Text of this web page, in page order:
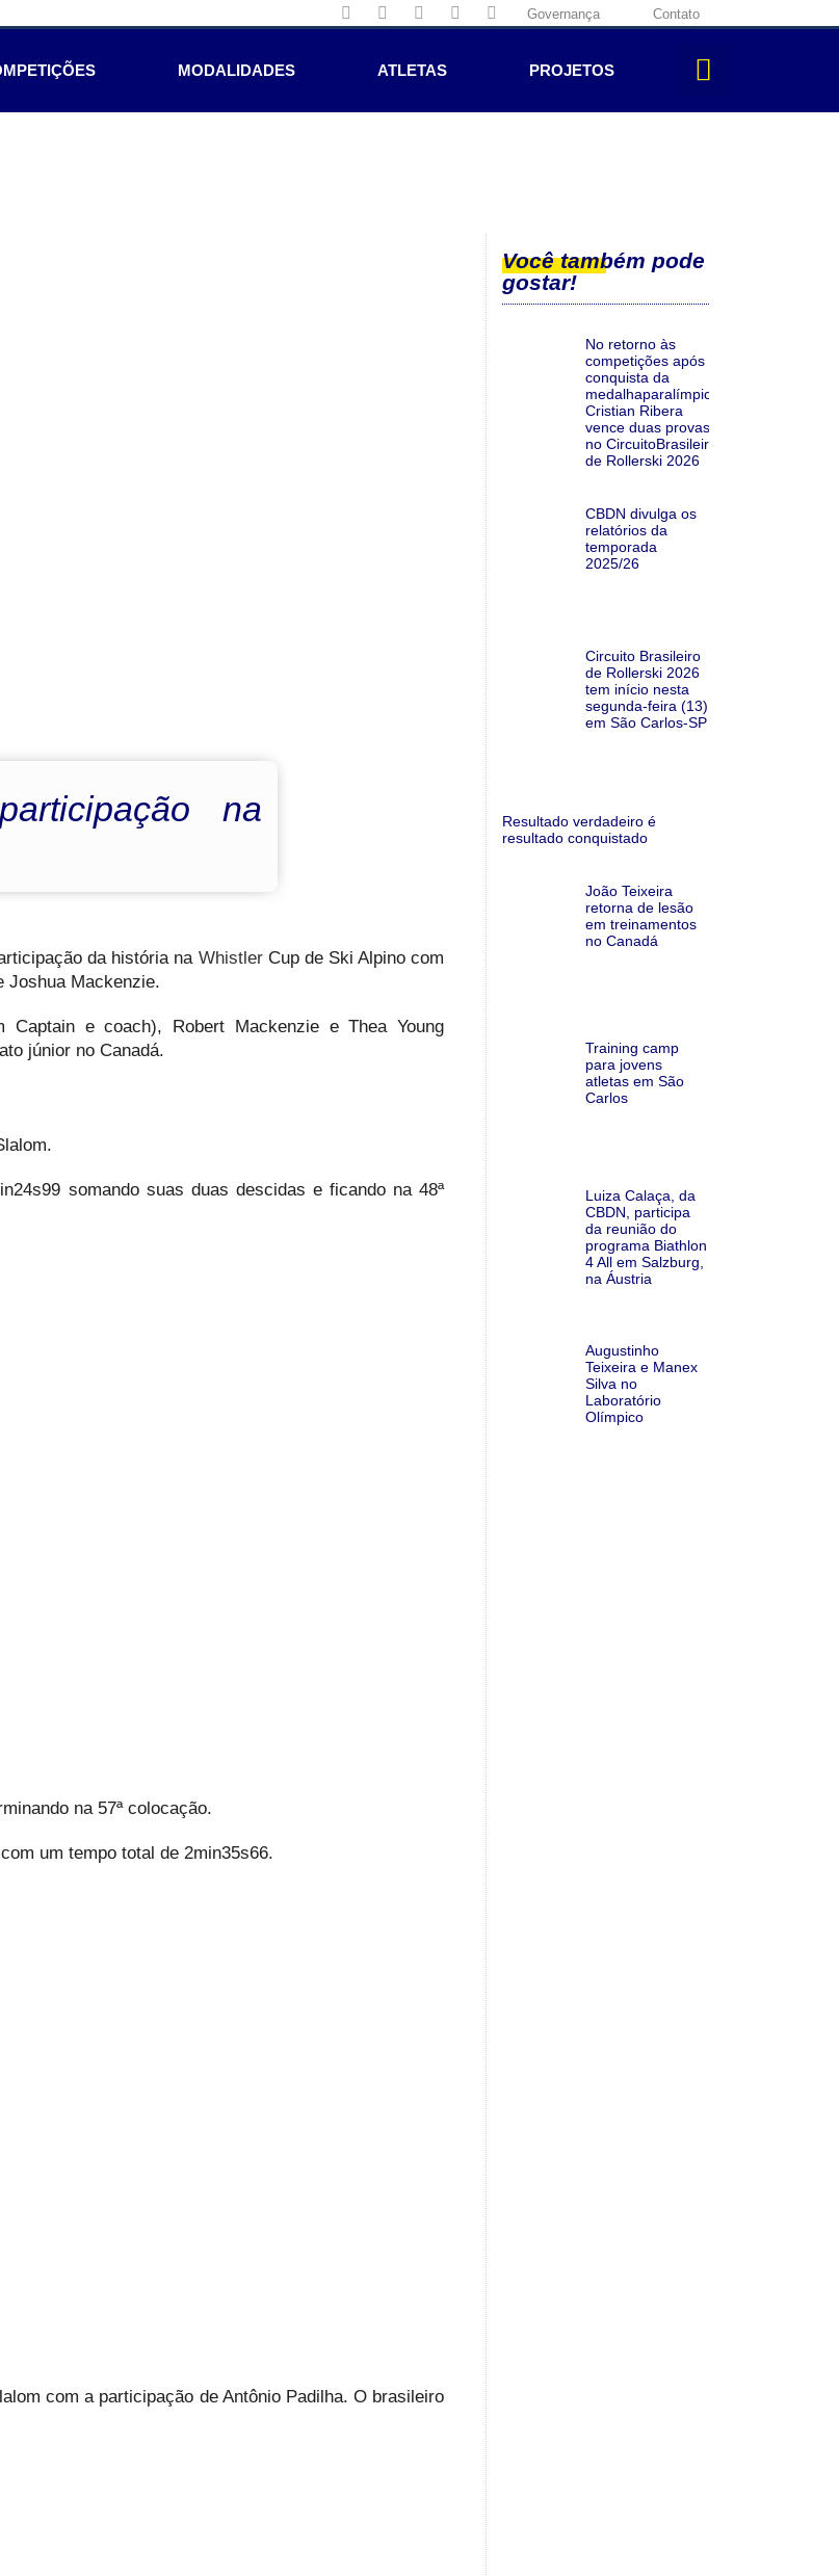
Governança Contato
MODALIDADES ATLETAS PROJETOS
na
da história na WhistlerCup de Ski Alpino com
Joshua Mackenzie.
Captain e coach), Robert Mackenzie e Thea Young
júnior no Canadá.
somando suas duas descidas e ficando na 48ª
na 57ª colocação.
um tempo total de 2min35s66.
com a participação de Antônio Padilha. O brasileiro
Você também pode
gostar!
No retorno às
competições após a
conquista da
medalhaparalímpica,
Cristian Ribera
vence duas provas
no CircuitoBrasileiro
de Rollerski 2026
CBDN divulga os
relatórios da
temporada
2025/26
Circuito Brasileiro
de Rollerski 2026
tem início nesta
segunda-feira (13)
em São Carlos-SP
Resultado verdadeiro é
resultado conquistado
João Teixeira
retorna de lesão
em treinamentos
no Canadá
Training camp
para jovens
atletas em São
Carlos
Luiza Calaça, da
CBDN, participa
da reunião do
programa Biathlon
4 All em Salzburg,
na Áustria
Augustinho
Teixeira e Manex
Silva no
Laboratório
Olímpico